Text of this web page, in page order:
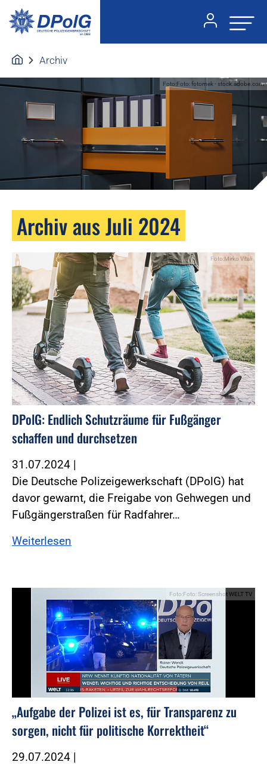
Archiv
Foto:Foto: fotomek - stock.adobe.com
Archiv aus Juli 2024
Foto:Mirko Vitali
DPolG: Endlich Schutzräume für Fußgänger
schaffen und durchsetzen
31.07.2024 |
Die Deutsche Polizeigewerkschaft (DPolG) hat
davor gewarnt, die Freigabe von Gehwegen und
Fußgängerstraßen für Radfahrer…
Weiterlesen
Foto:Foto: Screenshot WELT TV
„Aufgabe der Polizei ist es, für Transparenz zu
sorgen, nicht für politische Korrektheit“
29.07.2024 |